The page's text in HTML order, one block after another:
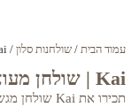
עמוד הבית / שולחנות סלון / Kai | שולחן מעוצב מחופה זכוכית
Kai | שולחן מעוצב מחופה זכוכית
תכירו את Kai שולחן מגשים מרווח להצגת חפצי נוי או לאחסון פרקטי